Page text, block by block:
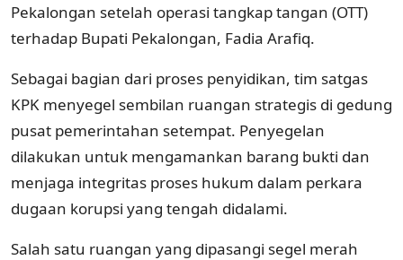
Pekalongan setelah operasi tangkap tangan (OTT)
terhadap Bupati Pekalongan, Fadia Arafiq.
Sebagai bagian dari proses penyidikan, tim satgas
KPK menyegel sembilan ruangan strategis di gedung
pusat pemerintahan setempat. Penyegelan
dilakukan untuk mengamankan barang bukti dan
menjaga integritas proses hukum dalam perkara
dugaan korupsi yang tengah didalami.
Salah satu ruangan yang dipasangi segel merah